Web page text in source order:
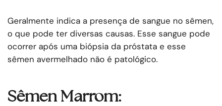
Geralmente indica a presença de sangue no sêmen,
o que pode ter diversas causas. Esse sangue pode
ocorrer após uma biópsia da próstata e esse
sêmen avermelhado não é patológico.
Sêmen Marrom: